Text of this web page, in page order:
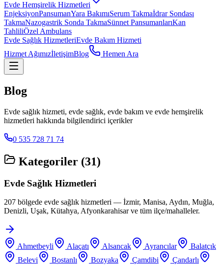
Evde Hemşirelik Hizmetleri
EnjeksiyonPansumanYara BakımıSerum Takmaİdrar Sondası
TakmaNazogastrik Sonda TakmaSünnet PansumanlarıKan
TahliliÖzel Ambulans
Evde Sağlık HizmetleriEvde Bakım Hizmeti
Hizmet AğımızİletişimBlog Hemen Ara
Blog
Evde sağlık hizmeti, evde sağlık, evde bakım ve evde hemşirelik
hizmetleri hakkında bilgilendirici içerikler
0 535 728 71 74
Kategoriler (31)
Evde Sağlık Hizmetleri
207 bölgede evde sağlık hizmetleri — İzmir, Manisa, Aydın, Muğla,
Denizli, Uşak, Kütahya, Afyonkarahisar ve tüm ilçe/mahalleler.
Ahmetbeyli Alaçatı Alsancak Ayrancılar
Balatçık
Belevi
Bostanlı Bozyaka Çamdibi
Çandarlı